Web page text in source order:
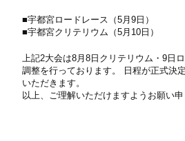
■宇都宮ロードレース（5月9日）
■宇都宮クリテリウム（5月10日）
上記2大会は8月8日クリテリウム・9日
調整を行っております。 日程が正式決
いただきます。
以上、ご理解いただけますようお願い申